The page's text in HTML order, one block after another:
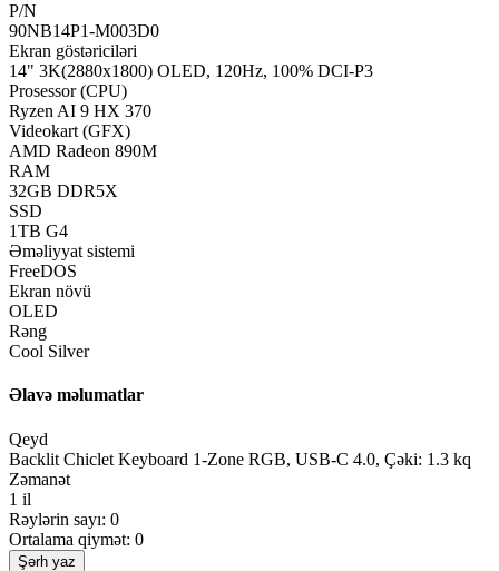
P/N
90NB14P1-M003D0
Ekran göstəriciləri
14" 3K(2880x1800) OLED, 120Hz, 100% DCI-P3
Prosessor (CPU)
Ryzen AI 9 HX 370
Videokart (GFX)
AMD Radeon 890M
RAM
32GB DDR5X
SSD
1TB G4
Əməliyyat sistemi
FreeDOS
Ekran növü
OLED
Rəng
Cool Silver
Əlavə məlumatlar
Qeyd
Backlit Chiclet Keyboard 1-Zone RGB, USB-C 4.0, Çəki: 1.3 kq
Zəmanət
1 il
Rəylərin sayı: 0
Ortalama qiymət: 0
Şərh yaz